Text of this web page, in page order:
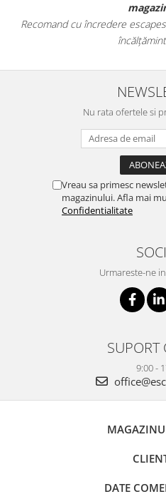
Recomand cu încredere
Nu rata ofertele si
Vreau sa primesc
magazinului. Afla mai
Confidentialitate
Urmareste-ne
SUPORT
9:00 -
DATE